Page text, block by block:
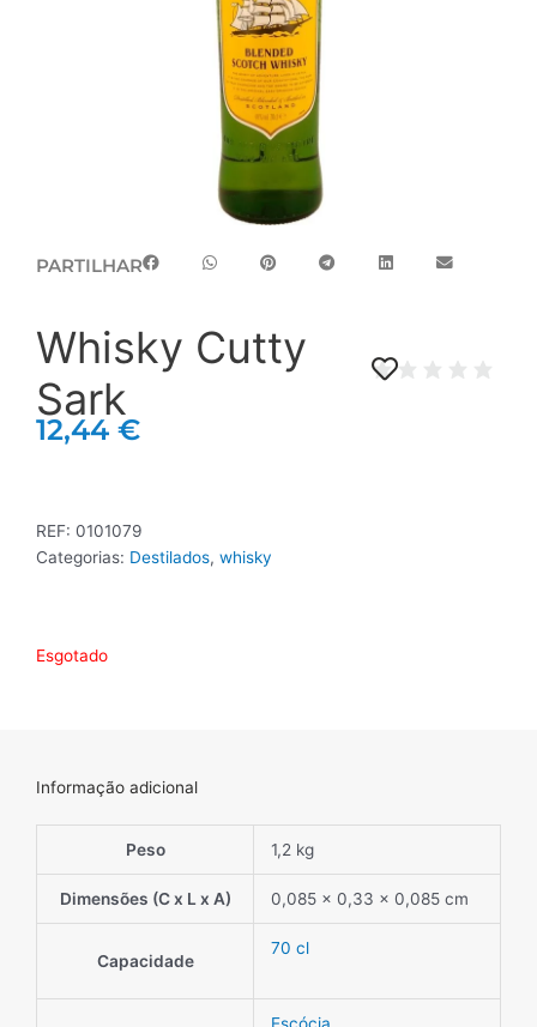
PARTILHAR
Whisky Cutty
Sark
12,44 €
REF: 0101079
Categorias: Destilados, whisky
Esgotado
Informação adicional
Peso 1,2 kg
Dimensões (C x L x A) 0,085 × 0,33 × 0,085 cm
Capacidade
70 cl